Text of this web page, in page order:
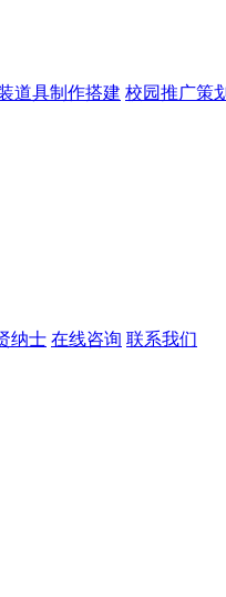
道具制作搭建 校园推广策
纳士 在线咨询 联系我们